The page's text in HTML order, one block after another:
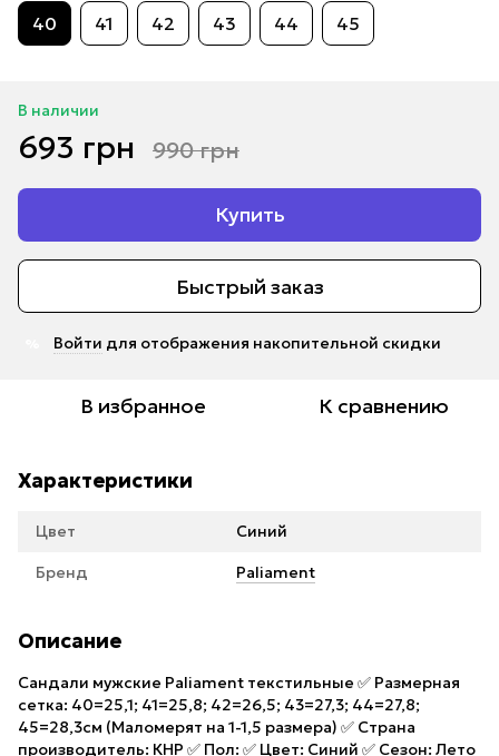
40 41 42 43 44 45
В наличии
693 грн 990 грн
Купить
Быстрый заказ
Войти для отображения накопительной скидки
В избранное К сравнению
Характеристики
Цвет Синий
Бренд Paliament
Описание
Сандали мужские Paliament текстильные ✅ Размерная
сетка: 40=25,1; 41=25,8; 42=26,5; 43=27,3; 44=27,8;
45=28,3см (Маломерят на 1-1,5 размера) ✅ Страна
производитель: КНР ✅ Пол: ✅ Цвет: Синий ✅ Сезон: Лето